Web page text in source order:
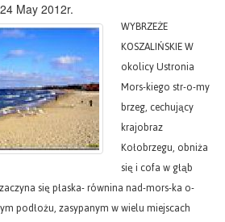
24 May 2012r.
WYBRZEŻE
KOSZALIŃSKIE W
okolicy Ustronia
Mors-kiego str-o-my
brzeg, cechujący
krajobraz
Kołobrzegu, obniża
się i cofa w głąb
się płaska- równina nad-mors-ka o-
podłożu, zasypanym w wielu miejscach